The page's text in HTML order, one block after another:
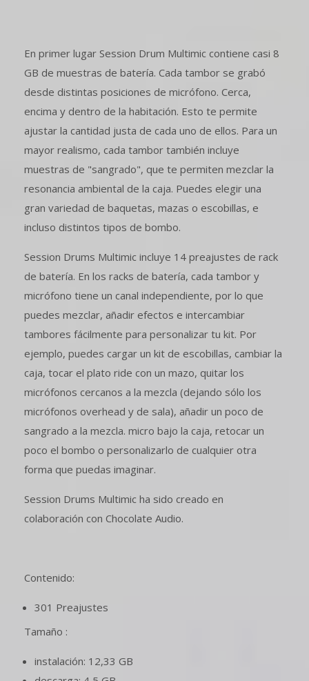
En primer lugar Session Drum Multimic contiene casi 8
GB de muestras de batería. Cada tambor se grabó
desde distintas posiciones de micrófono. Cerca,
encima y dentro de la habitación. Esto te permite
ajustar la cantidad justa de cada uno de ellos. Para un
mayor realismo, cada tambor también incluye
muestras de "sangrado", que te permiten mezclar la
resonancia ambiental de la caja. Puedes elegir una
gran variedad de baquetas, mazas o escobillas, e
incluso distintos tipos de bombo.
Session Drums Multimic incluye 14 preajustes de rack
de batería. En los racks de batería, cada tambor y
micrófono tiene un canal independiente, por lo que
puedes mezclar, añadir efectos e intercambiar
tambores fácilmente para personalizar tu kit. Por
ejemplo, puedes cargar un kit de escobillas, cambiar la
caja, tocar el plato ride con un mazo, quitar los
micrófonos cercanos a la mezcla (dejando sólo los
micrófonos overhead y de sala), añadir un poco de
sangrado a la mezcla. micro bajo la caja, retocar un
poco el bombo o personalizarlo de cualquier otra
forma que puedas imaginar.
Session Drums Multimic ha sido creado en
colaboración con Chocolate Audio.
Contenido:
301 Preajustes
Tamaño :
instalación: 12,33 GB